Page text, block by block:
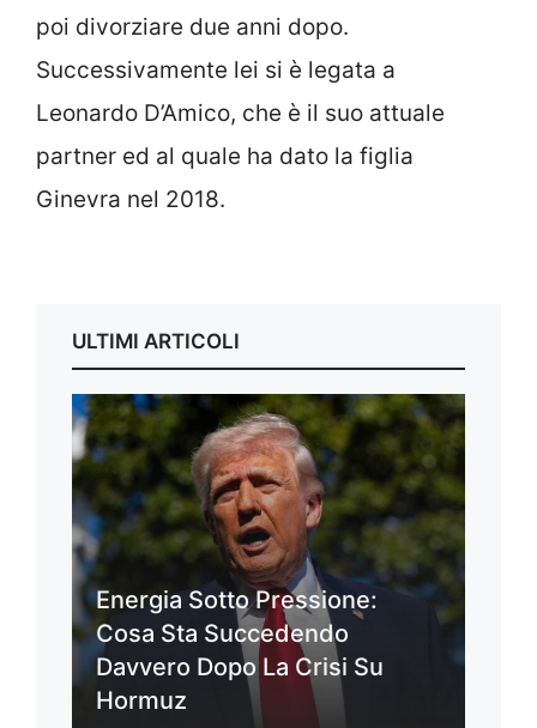
poi divorziare due anni dopo.
Successivamente lei si è legata a
Leonardo D’Amico, che è il suo attuale
partner ed al quale ha dato la figlia
Ginevra nel 2018.
ULTIMI ARTICOLI
Energia Sotto Pressione:
Cosa Sta Succedendo
Davvero Dopo La Crisi Su
Hormuz